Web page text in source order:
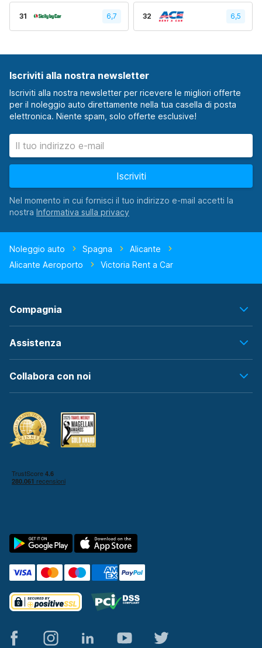
31 6,7 32 6,5
Iscriviti alla nostra newsletter
Iscriviti alla nostra newsletter per ricevere le migliori offerte
per il noleggio auto direttamente nella tua casella di posta
elettronica. Niente spam, solo offerte esclusive!
Iscriviti
Nel momento in cui fornisci il tuo indirizzo e-mail accetti la
nostra
Noleggio auto Spagna
Alicante
Alicante Aeroporto
Victoria Rent a Car
Compagnia
Assistenza
Collabora con noi